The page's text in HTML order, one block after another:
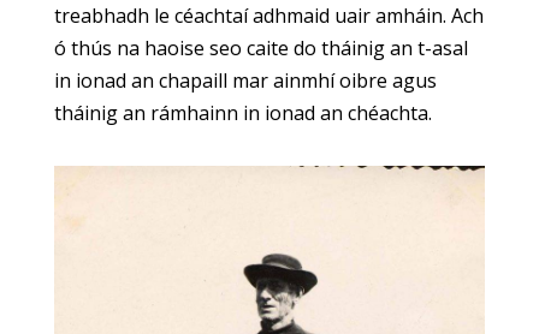
treabhadh le céachtaí adhmaid uair amháin. Ach
ó thús na haoise seo caite do tháinig an t-asal
in ionad an chapaill mar ainmhí oibre agus
tháinig an rámhainn in ionad an chéachta.